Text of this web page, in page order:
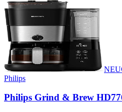
NEU
Philips
Philips Grind & Brew